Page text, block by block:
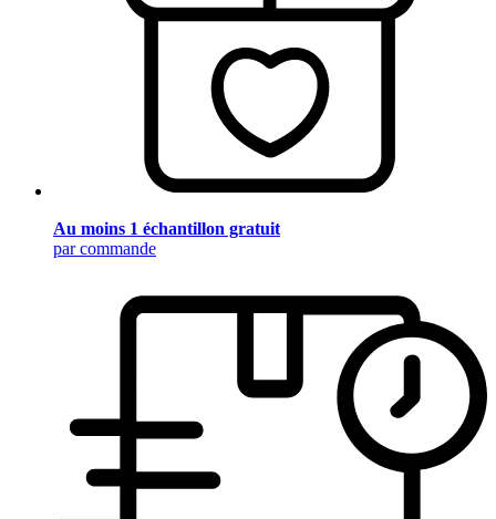
Au moins 1 échantillon gratuit
par commande